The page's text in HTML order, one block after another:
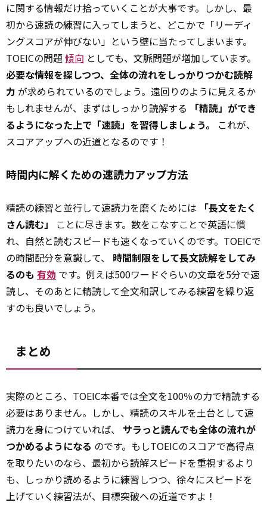
に関する情報だけ拾っていくことが大事です。しかし、最
初から速読の練習に入ってしまうと、どこかで「リーディ
ングスコアが伸びない」という壁に当たってしまいます。
TOEICの問題傾向 としても、文脈問題が増加しています。
必要な情報を探しつつ、全体の流れをしっかりつかむ読解
力 が求められているのでしょう。遠回りのように見えるか
もしれませんが、まずはしっかり読解する
「精読」ができ
るようになった上で「速読」を習得しましょう。
これが、
スコアアップへの近道となるのです！
時間内に解くための速読力アップ方法
精読の練習と並行して速読力を磨くためには
「長文をたく
さん読む」
ことに尽きます。数をこなすことで英語に慣
れ、自然と読むスピードも速くなっていくのです。TOEICで
の時間配分を意識して、 時間制限をして長文読解をしてみ
るのも 有効 です。例えば500ワードぐらいの文章を5分で速
読し、そのあとに精読して全文和訳してみる練習を繰り返
すのも良いでしょう。
まとめ
実際のところ、TOEIC本番では全文を100％の力で精読する
必要はありません。しかし、精読のスキルを土台として速
読力を身につけていれば、 サラっと読んでも全体の流れが
つかめるようになる のです。もしTOEICのスコアで高得点
を取りたいのなら、最初から読解スピードを重視するより
も、しっかり読めるように練習しつつ、徐々にスピードを
上げていく練習法が、目標突破への近道ですよ！